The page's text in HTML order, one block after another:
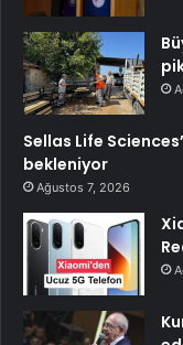
Sellas Life
bekleniyor
Ağustos 7, 2026